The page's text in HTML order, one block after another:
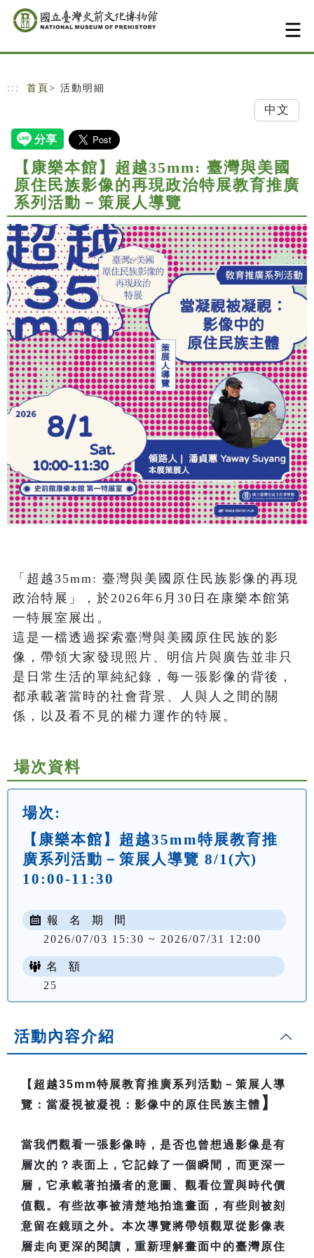
跳到主要內容
網站導覽
::: 首頁 > 活動明細
中文
【康樂本館】超越35mm: 臺灣與美國
原住民族影像的再現政治特展教育推廣
系列活動－策展人導覽
「超越35mm: 臺灣與美國原住民族影像的再現
政治特展」，於2026年6月30日在康樂本館第
一特展室展出。
這是一檔透過探索臺灣與美國原住民族的影
像，帶領大家發現照片、明信片與廣告並非只
是日常生活的單純紀錄，每一張影像的背後，
都承載著當時的社會背景、人與人之間的關
係，以及看不見的權力運作的特展。
場次資料
場次:
【康樂本館】超越35mm特展教育推
廣系列活動－策展人導覽 8/1(六)
10:00-11:30
報 名 期 間
2026/07/03 15:30 ~ 2026/07/31 12:00
名 額
25
活動內容介紹
【超越35mm特展教育推廣系列活動－策展人導
覽： 當凝視被凝視：影像中的原住民族主體 】
當我們觀看一張影像時，是否也曾想過影像是有
層次的？表面上，它記錄了一個瞬間，而更深一
層，它承載著拍攝者的意圖、觀看位置與時代價
值觀。有些故事被清楚地拍進畫面，有些則被刻
意留在鏡頭之外。本次導覽將帶領觀眾從影像表
層走向更深的閱讀，重新理解畫面中的臺灣原住